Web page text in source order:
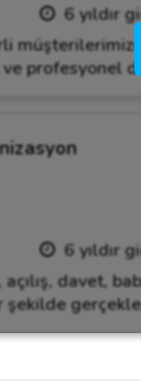
6 yıldır
profesyonel
6 yıldır
davet,